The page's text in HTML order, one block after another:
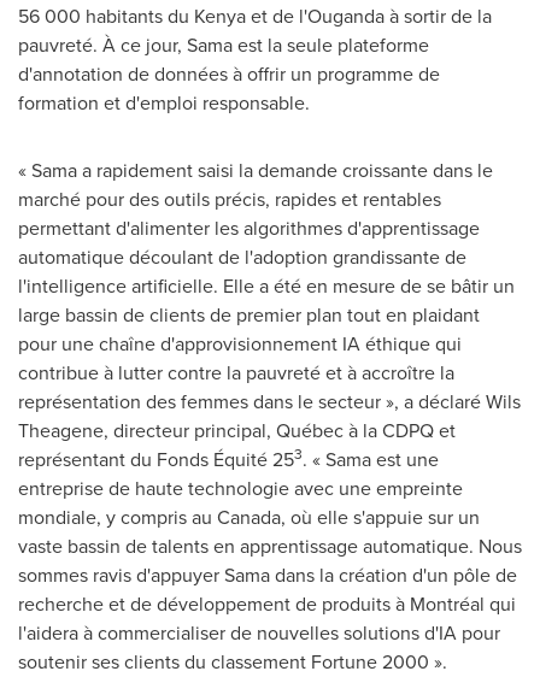
56 000 habitants du Kenyaet de l'Ouganda à sortir de la
pauvreté. À ce jour, Sama est la seule plateforme
d'annotation de données à offrir un programme de
formation et d'emploi responsable.
« Sama a rapidement saisi la demande croissante dans le
marché pour des outils précis, rapides et rentables
permettant d'alimenter les algorithmes d'apprentissage
automatique découlant de l'adoption grandissante de
l'intelligence artificielle. Elle a été en mesure de se bâtir un
large bassin de clients de premier plan tout en plaidant
pour une chaîne d'approvisionnement IA éthique qui
contribue à lutter contre la pauvreté et à accroître la
représentation des femmes dans le secteur », a déclaréWils
Theagene, directeur principal, Québec à la CDPQ et
représentant du Fonds Équité 253. « Sama est une
entreprise de haute technologie avec une empreinte
mondiale, y compris au Canada, où elle s'appuie sur un
vaste bassin de talents en apprentissage automatique. Nous
sommes ravis d'appuyer Sama dans la création d'un pôle de
recherche et de développement de produits à Montréal qui
l'aidera à commercialiser de nouvelles solutions d'IA pour
soutenir ses clients du classement Fortune 2000 ».